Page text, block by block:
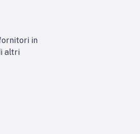
in
altri